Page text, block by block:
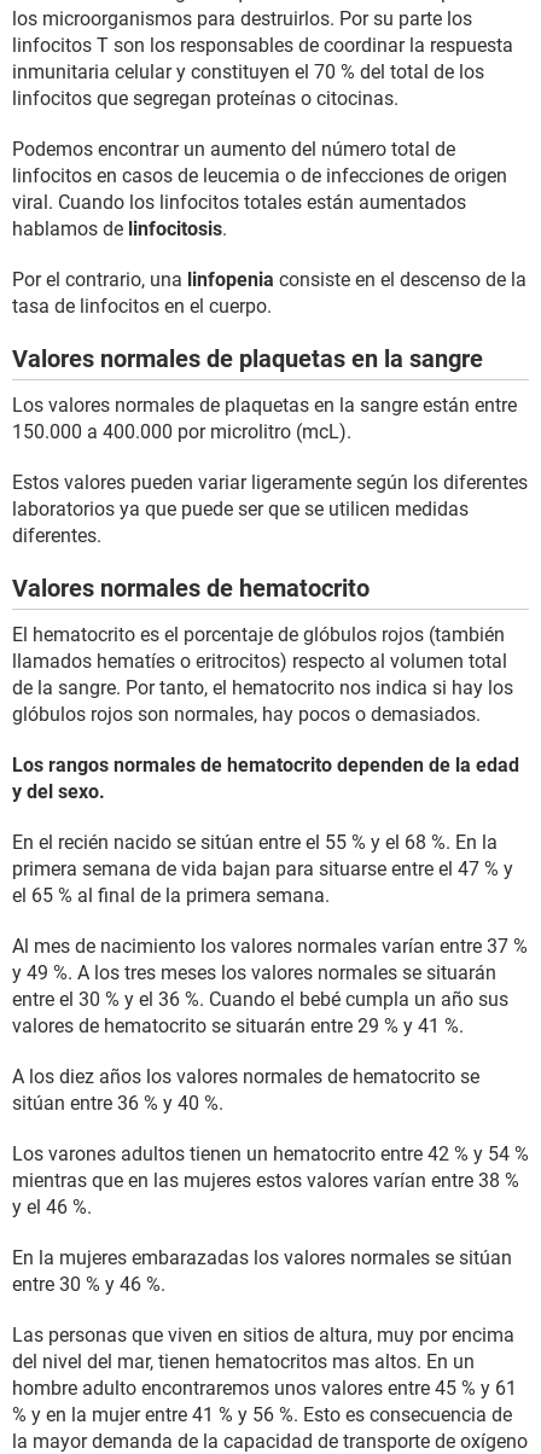
los microorganismos para destruirlos. Por su parte los
linfocitos T son los responsables de coordinar la respuesta
inmunitaria celular y constituyen el 70 % del total de los
linfocitos que segregan proteínas o citocinas.
Podemos encontrar un aumento del número total de
linfocitos en casos de leucemia o de infecciones de origen
viral. Cuando los linfocitos totales están aumentados
hablamos de linfocitosis.
Por el contrario, una linfopenia consiste en el descenso de la
tasa de linfocitos en el cuerpo.
Valores normales de plaquetas en la sangre
Los valores normales de plaquetas en la sangre están entre
150.000 a 400.000 por microlitro (mcL).
Estos valores pueden variar ligeramente según los diferentes
laboratorios ya que puede ser que se utilicen medidas
diferentes.
Valores normales de hematocrito
El hematocrito es el porcentaje de glóbulos rojos (también
llamados hematíes o eritrocitos) respecto al volumen total
de la sangre. Por tanto, el hematocrito nos indica si hay los
glóbulos rojos son normales, hay pocos o demasiados.
Los rangos normales de hematocrito dependen de la edad
y del sexo.
En el recién nacido se sitúan entre el 55 % y el 68 %. En la
primera semana de vida bajan para situarse entre el 47 % y
el 65 % al final de la primera semana.
Al mes de nacimiento los valores normales varían entre 37 %
y 49 %. A los tres meses los valores normales se situarán
entre el 30 % y el 36 %. Cuando el bebé cumpla un año sus
valores de hematocrito se situarán entre 29 % y 41 %.
A los diez años los valores normales de hematocrito se
sitúan entre 36 % y 40 %.
Los varones adultos tienen un hematocrito entre 42 % y 54 %
mientras que en las mujeres estos valores varían entre 38 %
y el 46 %.
En la mujeres embarazadas los valores normales se sitúan
entre 30 % y 46 %.
Las personas que viven en sitios de altura, muy por encima
del nivel del mar, tienen hematocritos mas altos. En un
hombre adulto encontraremos unos valores entre 45 % y 61
% y en la mujer entre 41 % y 56 %. Esto es consecuencia de
la mayor demanda de la capacidad de transporte de oxígeno